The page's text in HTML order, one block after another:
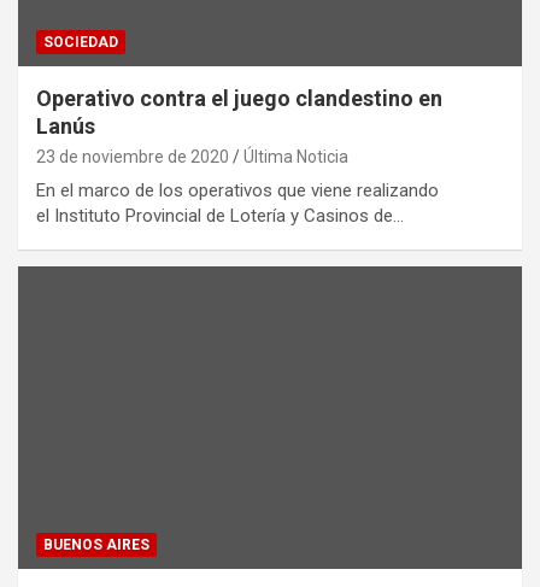
SOCIEDAD
Operativo contra el juego clandestino en
Lanús
23 de noviembre de 2020 Última Noticia
En el marco de los operativos que viene realizando
el Instituto Provincial de Lotería y Casinos de…
BUENOS AIRES